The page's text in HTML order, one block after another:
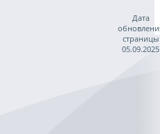
Дата
страницы
05.09.2025